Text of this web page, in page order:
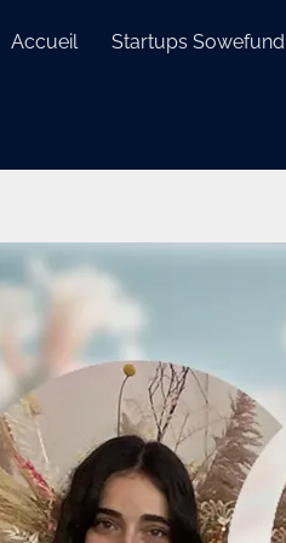
Accueil Startups Sowefund